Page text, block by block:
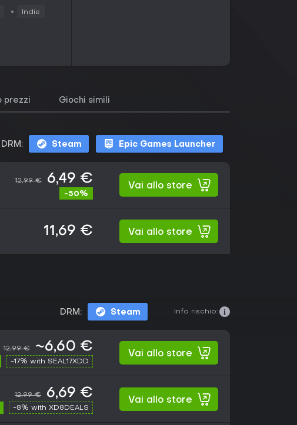
Indie
prezzi Giochi simili
DRM: Steam Epic Games Launcher
12,99 € 6,49 €
-50%
Vai allo store
11,69 € Vai allo store
DRM: Steam Info rischio:
12,99 € ~6,60 €
-17% with SEAL17XDD
Vai allo store
12,99 € 6,69 €
-8% with XD8DEALS
Vai allo store